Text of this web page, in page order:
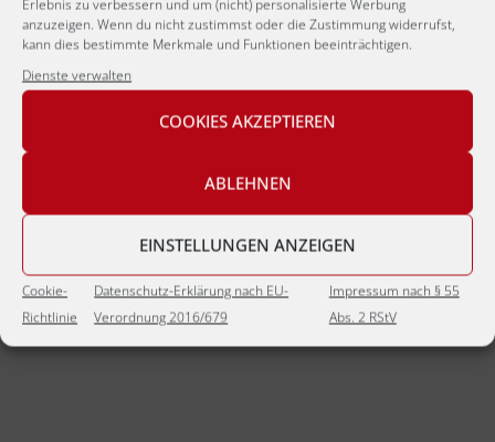
Erlebnis zu verbessern und um (nicht) personalisierte Werbung
anzuzeigen. Wenn du nicht zustimmst oder die Zustimmung widerrufst,
kann dies bestimmte Merkmale und Funktionen beeinträchtigen.
Dienste verwalten
COOKIES AKZEPTIEREN
ABLEHNEN
EINSTELLUNGEN ANZEIGEN
Cookie-
Richtlinie
Datenschutz-Erklärung nach EU-
Verordnung 2016/679
Impressum nach § 55
Abs. 2 RStV
E-Mail
Nachricht